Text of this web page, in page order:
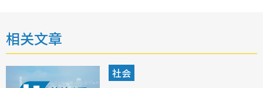
相关文章
社会